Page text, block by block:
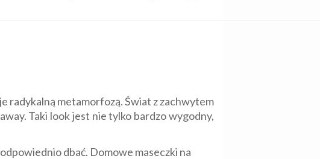
radykalną metamorfozą. Świat z zachwytem
Taki look jest nie tylko bardzo wygodny,
dbać. Domowe maseczki na